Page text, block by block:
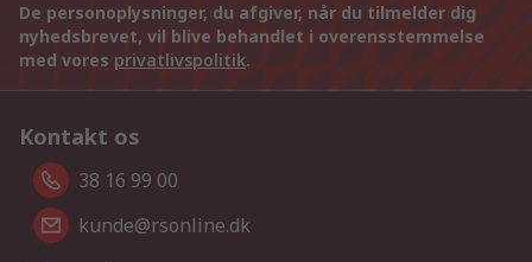
De personoplysninger, du afgiver, når du tilmelder dig
nyhedsbrevet, vil blive behandlet i overensstemmelse
med vores privatlivspolitik.
Kontakt os
38 16 99 00
kunde@rsonline.dk